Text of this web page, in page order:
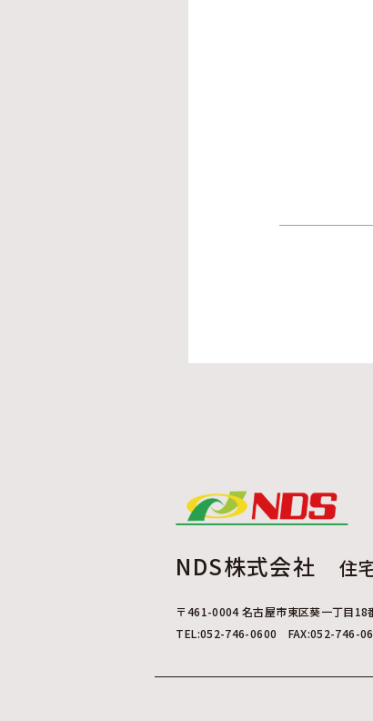
NDS株式会社 住
〒461-0004 名古屋市東区葵一丁目18
TEL:052-746-0600 FAX:052-746-